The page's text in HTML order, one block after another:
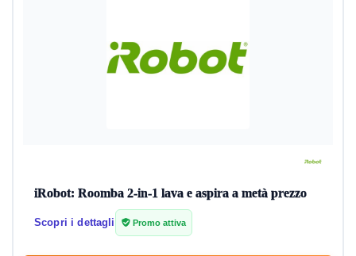
iRobot: Roomba 2-in-1 lava e aspira a metà prezzo
Scopri i dettagli Promo attiva